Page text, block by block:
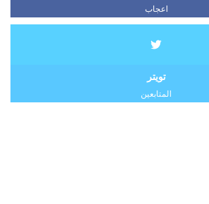
اعجاب
تويتر
المتابعين